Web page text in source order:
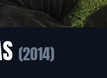
(2014)